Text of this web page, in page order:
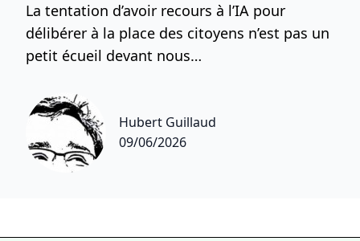
La tentation d’avoir recours à l’IA pour
délibérer à la place des citoyens n’est pas un
petit écueil devant nous…
Hubert Guillaud
09/06/2026